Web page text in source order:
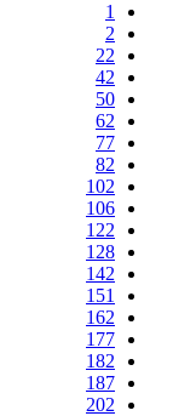
1
2
22
42
50
62
77
82
102
106
122
128
142
151
162
177
182
187
202